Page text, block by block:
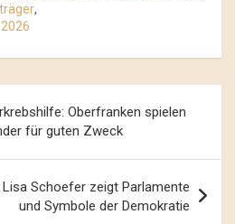
,
Oberfranken spielen
für guten Zweck
Lisa Schoefer zeigt Parlamente
und Symbole der Demokratie